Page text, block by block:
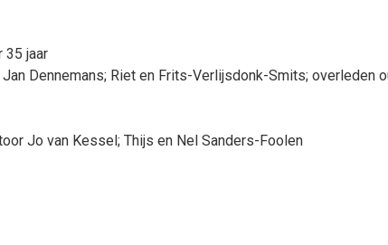
35 jaar
Dennemans; Riet en Frits-Verlijsdonk-Smits; overleden
Jo van Kessel; Thijs en Nel Sanders-Foolen